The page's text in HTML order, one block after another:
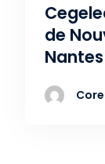
de
Nantes